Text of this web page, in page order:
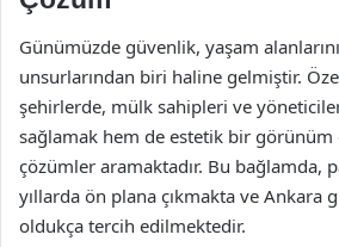
Günümüzde güvenlik, yaşam
unsurlarından biri haline gelmiştir.
şehirlerde, mülk sahipleri ve
sağlamak hem de estetik bir görünüm
çözümler aramaktadır. Bu bağlamda,
yıllarda ön plana çıkmakta ve Ankara
oldukça tercih edilmektedir.